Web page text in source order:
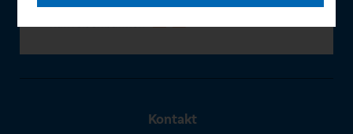
Kontakt